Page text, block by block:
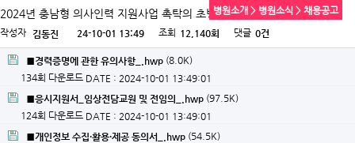
병원소개 > 병원소식 > 채용공고
2024년 충남형 의사인력 지원사업 촉탁의 초빙
작성자 김동진 24-10-01 13:49 조회 12,140회 댓글 0건
■경력증명에 관한 유의사항_.hwp (8.0K)
134회 다운로드 DATE : 2024-10-01 13:49:01
■응시지원서_임상전담교원 및 전임의_.hwp (97.5K)
124회 다운로드 DATE : 2024-10-01 13:49:01
■개인정보 수집·활용·제공 동의서_.hwp (54.5K)